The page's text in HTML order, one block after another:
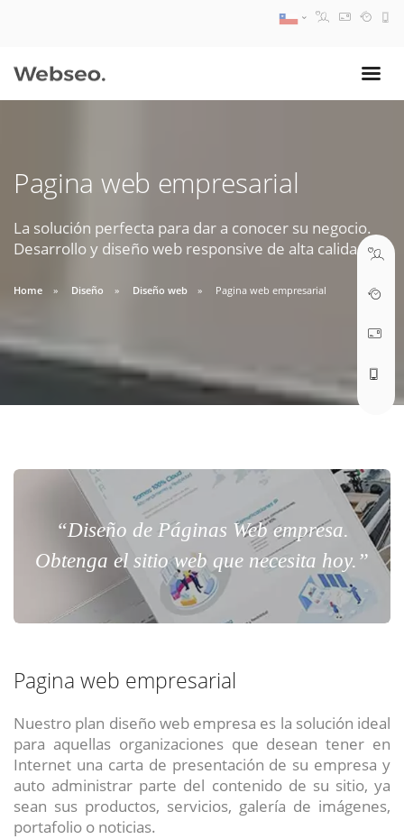
Pagina web empresarial
La solución perfecta para dar a conocer su negocio.
Desarrollo y diseño web responsive de alta calidad.
Home Diseño Diseño web Pagina web empresarial
“Diseño de Páginas Web empresa.
Obtenga el sitio web que necesita hoy.”
Pagina web empresarial
Nuestro plan diseño web empresa es la solución ideal
para aquellas organizaciones que desean tener en
Internet una carta de presentación de su empresa y
auto administrar parte del contenido de su sitio, ya
sean sus productos, servicios, galería de imágenes,
portafolio o noticias.
09:30 AM A 18:30 PM
soporte@webseo.cl